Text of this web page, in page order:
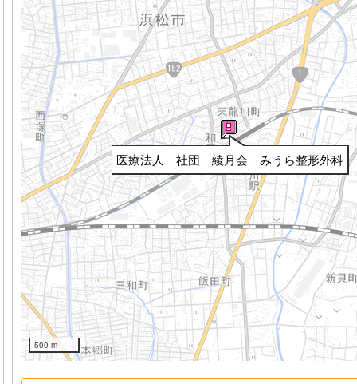
医療法人 社団 綾月会 みうら整形外科
500 m